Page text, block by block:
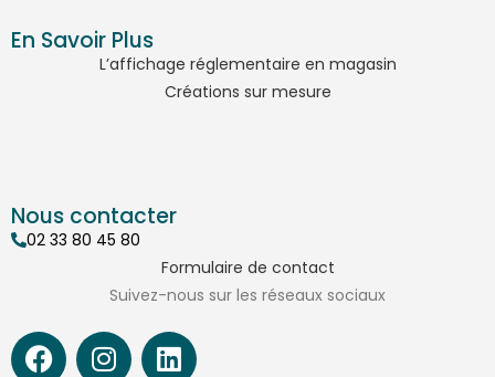
En Savoir Plus
L’affichage réglementaire en magasin
Créations sur mesure
Nous contacter
02 33 80 45 80
Formulaire de contact
Suivez-nous sur les réseaux sociaux